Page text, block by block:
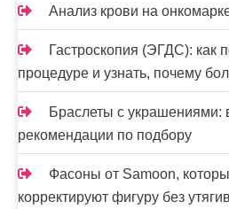
Анализ крови на
Гастроскопия (ЭГДС): как
процедуре и узнать, почему
Браслеты с украшениями:
рекомендации по подбору
Фасоны от Samoon,
корректируют фигуру без